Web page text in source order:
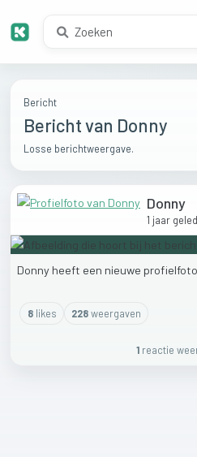
Bericht
Bericht van Donny
Losse berichtweergave.
Donny
1 jaar
Donny heeft een nieuwe
8likes 228weergaven
1 reactie